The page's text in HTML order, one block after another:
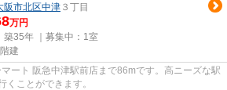
阪市北区中津 ３丁目
万円
築35年 ｜募集中： 1室
建
ート 阪急中津駅前店まで86mです。高ニーズな駅
くことができます。